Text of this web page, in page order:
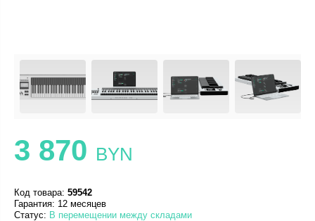
3 870 BYN
Код товара: 59542
Гарантия: 12 месяцев
Статус: В перемещении между складами